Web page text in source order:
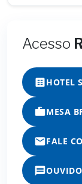
Acesso
HOTEL
MESA
FALE